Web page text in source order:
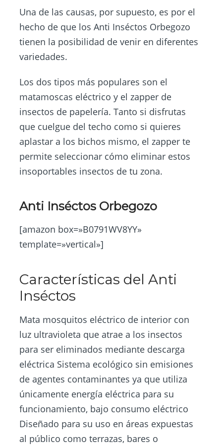
Una de las causas, por supuesto, es por el
hecho de que los Anti Inséctos Orbegozo
tienen la posibilidad de venir en diferentes
variedades.
Los dos tipos más populares son el
matamoscas eléctrico y el zapper de
insectos de papelería. Tanto si disfrutas
que cuelgue del techo como si quieres
aplastar a los bichos mismo, el zapper te
permite seleccionar cómo eliminar estos
insoportables insectos de tu zona.
Anti Inséctos Orbegozo
[amazon box=»B0791WV8YY»
template=»vertical»]
Características del Anti
Inséctos
Mata mosquitos eléctrico de interior con
luz ultravioleta que atrae a los insectos
para ser eliminados mediante descarga
eléctrica Sistema ecológico sin emisiones
de agentes contaminantes ya que utiliza
únicamente energía eléctrica para su
funcionamiento, bajo consumo eléctrico
Diseñado para su uso en áreas expuestas
al público como terrazas, bares o